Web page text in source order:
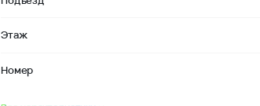
Этаж
Номер